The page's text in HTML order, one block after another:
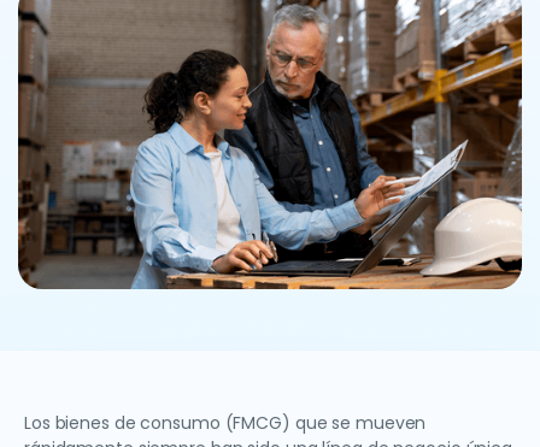
Los bienes de consumo (FMCG) que se mueven